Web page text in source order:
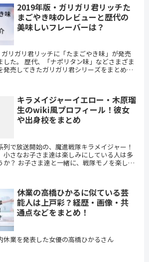
2019年版・ガリガリ君リッチた
まごやき味のレビューと歴代の
美味しいフレーバーは？
リガリ君リッチに「たまごやき味」が発売
した。 歴代、「ナポリタン味」などさまざま
発売してきたガリガリ君シリーズをまとめて
キラメイジャーイエロー・木原瑠
生のwiki風プロフィール！彼女
や出身校をまとめ
列で放送開始の、魔進戦隊キラメイジャー！
小さなお子さま達は楽しみにしている人は多
ノを楽しみ
休業の高橋ひかるに似ている芸
能人は上戸彩？経歴・画像・共
通点などをまとめ！
休業を発表した女優の高橋ひかるさん